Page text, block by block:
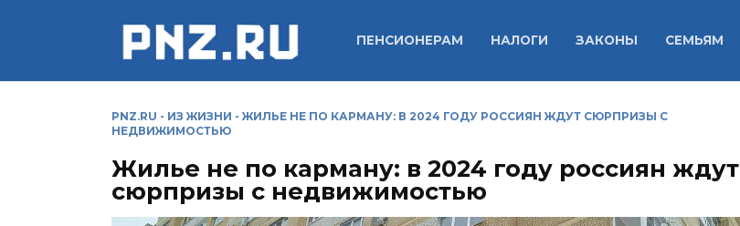
ПЕНСИОНЕРАМ НАЛОГИ ЗАКОНЫ СЕМЬЯМ
PNZ.RU - ИЗ ЖИЗНИ - ЖИЛЬЕ НЕ ПО КАРМАНУ: В 2024 ГОДУ РОССИЯН ЖДУТ СЮРПРИЗЫ С
НЕДВИЖИМОСТЬЮ
Жилье не по карману: в 2024 году россиян ждут
сюрпризы с недвижимостью